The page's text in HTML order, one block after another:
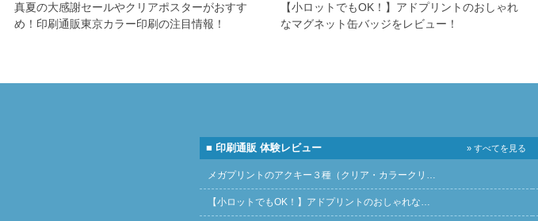
真夏の大感謝セールやクリアポスターがおすす
め！印刷通販東京カラー印刷の注目情報！
【小ロットでもOK！】アドプリントのおしゃれ
なマグネット缶バッジをレビュー！
■ 印刷通販 体験レビュー » すべてを見る
メガプリントのアクキー３種（クリア・カラークリ…
【小ロットでもOK！】アドプリントのおしゃれな…